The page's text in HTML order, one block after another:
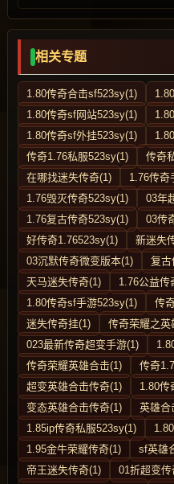
相关专题
1.80传奇合击sf523sy(1)
1.80传奇sf网站523sy(1)
1.80传奇sf外挂523sy(1)
传奇1.76私服523sy(1)
传奇
在哪找迷失传奇(1)
1.76传奇
1.76毁灭传奇523sy(1)
03年
1.76复古传奇523sy(1)
03传
好传奇1.76523sy(1)
新迷失
03沉默传奇微变版本(1)
复古
天马迷失传奇(1)
1.76公益传
1.80传奇sf手游523sy(1)
传
迷失传奇挂(1)
传奇荣耀之英
023最新传奇超变手游(1)
传奇荣耀英雄合击(1)
传奇
超变英雄合击传奇(1)
1.80传
变态英雄合击传奇(1)
英雄合
1.85ip传奇私服523sy(1)
1.95金牛荣耀传奇(1)
sf英雄
帝王迷失传奇(1)
01折超变传